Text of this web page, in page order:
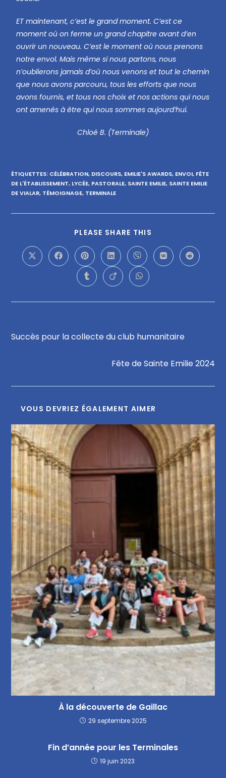
ET maintenant, c’est le grand moment. C’est ce
moment où on ferme un grand chapitre avant d’en
ouvrir un nouveau. C’est le moment où nous prenons
notre envol. Mais même si nous partons, nous
n’oublierons jamais d’où nous venons et tout le chemin
que nous avons parcouru, tous les efforts que nous
avons fournis, et tous nos choix et nos actions qui nous
ont amenés à être qui nous sommes aujourd’hui.
Chloé B. (Terminale)
ÉTIQUETTES: CÉLÉBRATION, DISCOURS, EMILIE'S AWARDS, ENVOI, FÊTE
DE L'ÉTABLISSEMENT, LYCÉE, PASTORALE, SAINTE EMILIE, SAINTE EMILIE
DE VIALAR, TÉMOIGNAGE, TERMINALE
PLEASE SHARE THIS
Succès pour la collecte du club humanitaire
Fête de Sainte Emilie 2024
VOUS DEVRIEZ ÉGALEMENT AIMER
À la découverte de Gaillac
29 septembre 2025
Fin d’année pour les Terminales
19 juin 2023